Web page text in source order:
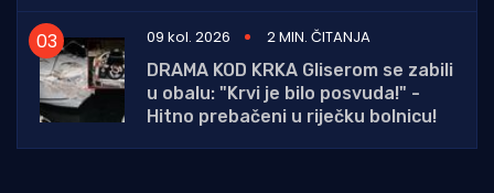
09 kol. 2026
2 MIN. ČITANJA
DRAMA KOD KRKA Gliserom se zabili
u obalu: "Krvi je bilo posvuda!" -
Hitno prebačeni u riječku bolnicu!